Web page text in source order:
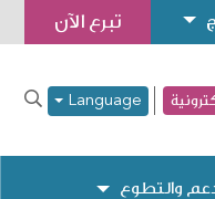
تبرع الآن
Language
والتطوع